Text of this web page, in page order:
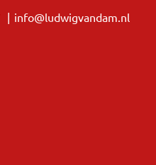
| info@ludwigvandam.nl